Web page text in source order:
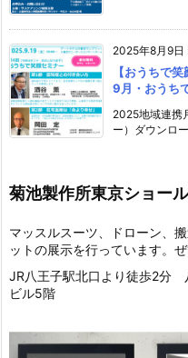
2025年8月9日
【おうちで
9月・おうち
2025地域連携
ー）ダウンロ
菊池製作所東京ショー
マッスルスーツ、ドローン、
ットの展示を行っています。
JR八王子駅北口より徒歩2分
ビル5階